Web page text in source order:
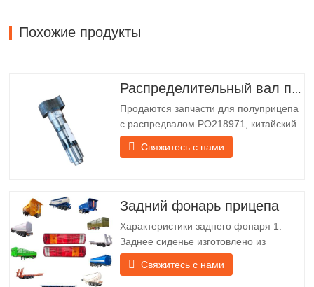
Похожие продукты
Продаются запчасти для полуприцепа
с распредвалом PO218971, китайский
грузовик Технические характеристики
Продукт Запасные части для прицепов
доставка О нас Chengda Group —
китайский производитель
полуприцепов с…
Свяжитесь с нами
Задний фонарь прицепа
Характеристики заднего фонаря 1.
Заднее сиденье изготовлено из
железного кронштейна, который
гораздо прочнее других материалов. В
Свяжитесь с нами